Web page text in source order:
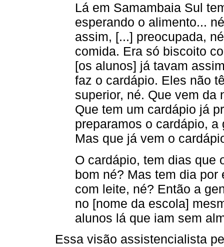
Lá em Samambaia Sul
esperando o alimento...
assim, [...] preocupada,
comida. Era só biscoito
[os alunos] já tavam
faz o cardápio. Eles não
superior, né. Que vem da
Que tem um cardápio já
preparamos o cardápio,
Mas que já vem o
O cardápio, tem dias que
bom né? Mas tem dia
com leite, né? Então a
no [nome da escola]
alunos lá que iam sem
Essa visão assistencialista